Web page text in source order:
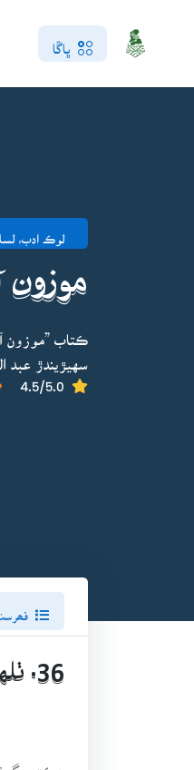
ڀاڱا
لوڪ ادب،
موزون
ڪتاب ”موزون
سهيڙيندڙ عبد
4.5/5.0
36. ٺلهن ٺڪرن تي ڌڪا ڪير نه جهليندو. (ساهتي، پهاڪو)
هڪڙي